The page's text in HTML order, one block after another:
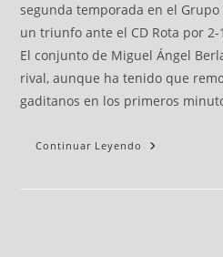
segunda temporada en el Grupo
un triunfo ante el CD Rota por 2-
El conjunto de Miguel Ángel
rival, aunque ha tenido que
gaditanos en los primeros
Continuar Leyendo